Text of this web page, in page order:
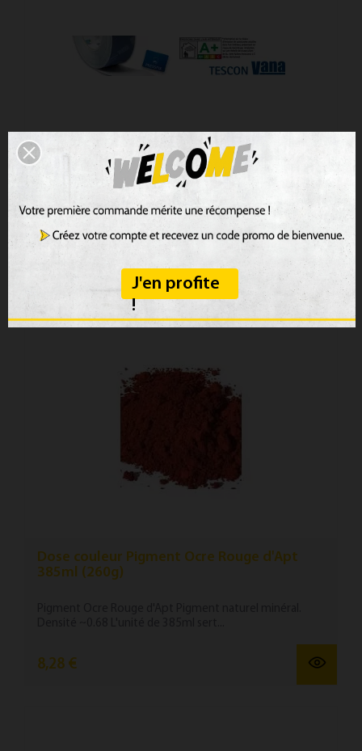
TESCON VANA
Ruban ad­hésif tout us­age avec sup­port en non-tis­sé
Dose couleur Pigment Ocre Rouge d'Apt
385ml (260g)
8,28 €
J'en profite
!